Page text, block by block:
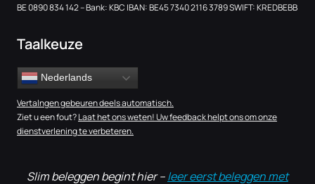
BE 0890 834 142 – Bank: KBC IBAN: BE45 7340 2116 3789 SWIFT: KREDBEBB
Taalkeuze
Nederlands
Vertalngen gebeuren deels automatisch.
Ziet u een fout?Laat het ons weten! Uw feedback helpt ons om onze
dienstverlening te verbeteren.
Slim beleggen begint hier –leer eerst beleggen met